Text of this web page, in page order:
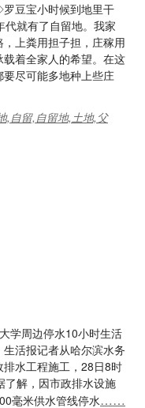
豆宝小时候到地里干
就有了自留地。我家
上粪用担子担，庄稼用
着全家人的希望。在这
尽可能多地种上些庄
,自留,自留地,土地,父
学周边停水10小时生活
活报记者从哈尔滨水务
水工程施工，28日8时
了解，因市政排水设施
毫米供水管线停水……